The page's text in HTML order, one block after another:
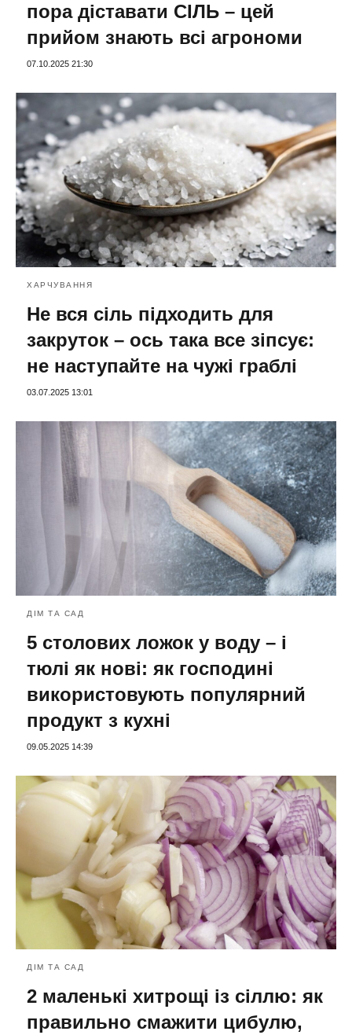
пора діставати СІЛЬ – цей
прийом знають всі агрономи
07.10.2025 21:30
ХАРЧУВАННЯ
Не вся сіль підходить для
закруток – ось така все зіпсує:
не наступайте на чужі граблі
03.07.2025 13:01
ДІМ ТА САД
5 столових ложок у воду – і
тюлі як нові: як господині
використовують популярний
продукт з кухні
09.05.2025 14:39
ДІМ ТА САД
2 маленькі хитрощі із сіллю: як
правильно смажити цибулю,